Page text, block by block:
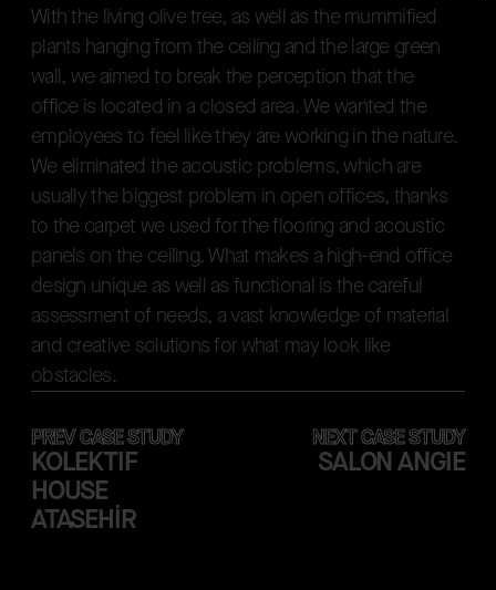
With the iving olive tree, as we as the mummified
p ants hanging from the cei ing and the arge green
wa , we aimed to break the perception that the
office is ocated in a c osed area. We wanted the
employees to fee ike they are working in the nature.
We eiminated the acoustic prob ems, which are
usua y the biggest prob em in open offices, thanks
to the carpet we used for the f ooring and acoustic
panes on the cei ing. What makes a high-end office
design unique as we as functiona is the carefu
assessment of needs, a vast knowledge of materia
and creative so utions for what may ook ike
obstac es.In this process, the keywords of this high-end
PREV CASE STUDY
KOLEKTIF
HOUSE
ATASEHİR
NEXT CASE STUDY
SALON ANGIE